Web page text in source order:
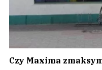
Czy Maxima